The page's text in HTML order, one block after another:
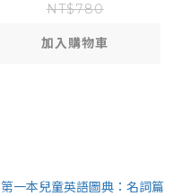
NT$780
加入購物車